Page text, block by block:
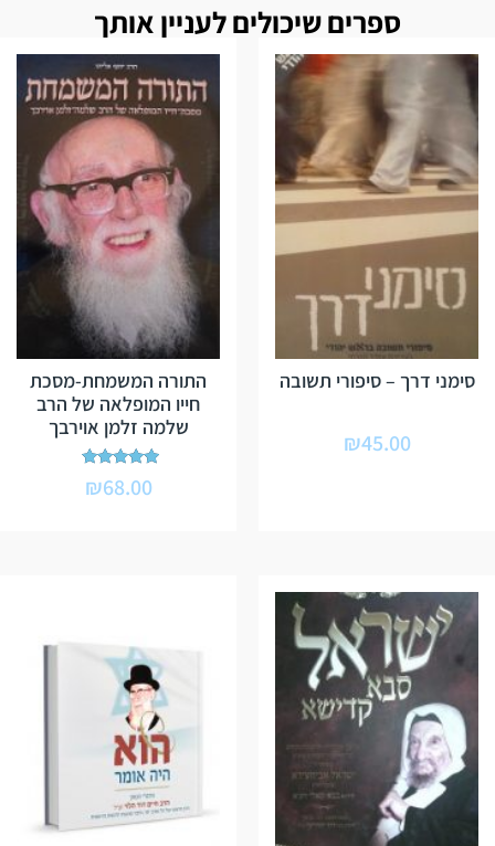
ספרים שיכולים לעניין אותך
סימני דרך – סיפורי תשובה
₪45.00
התורה המשמחת-מסכת
חייו המופלאה של הרב
שלמה זלמן אוירבך
דורג
5.00
₪68.00